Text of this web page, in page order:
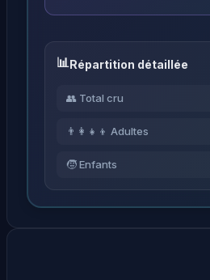
Répartition détaillée
👥 Total cru
👨‍👩‍👧‍👦 Adultes
🧒 Enfants